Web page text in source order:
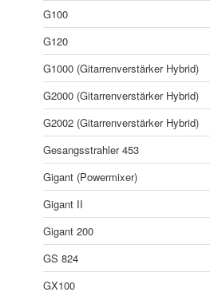
G100
G120
G1000 (Gitarrenverstärker Hybrid)
G2000 (Gitarrenverstärker Hybrid)
G2002 (Gitarrenverstärker Hybrid)
Gesangsstrahler 453
Gigant (Powermixer)
Gigant II
Gigant 200
GS 824
GX100